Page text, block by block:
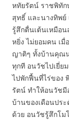
หทัยรัตน์ ราชพิทัก
สุทธิ์ และนางทิพย์
รู้สึกตื่นเต้นเหมือ
หยิ่ง ไม่ยอมคน เมื่
ญาติๆ ทั้งบ้านคุณ
ทุกที อนวัชไปเยี่ย
ไปพักฟื้นที่ไร่ของ
รัตน์ ทำให้อนวัช
บ้านของเดือนปร
ด้วย อนวัชรู้สึกโม